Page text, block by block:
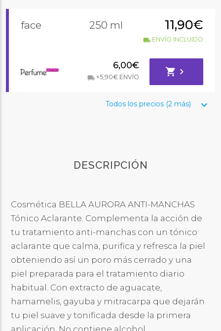
face 250 ml 11,90€
local_shippingENVÍO INCLUIDO
6,00€
local_shipping+5,90€ ENVÍO shopping_cart chevron_right
keyboard_arrow_down
Todos los precios (2 más)
DESCRIPCIÓN
Cosmética BELLA AURORA ANTI-MANCHAS
Tónico Aclarante. Complementa la acción de
tu tratamiento anti-manchas con un tónico
aclarante que calma, purifica y refresca la piel
obteniendo así un poro más cerrado y una
piel preparada para el tratamiento diario
habitual. Con extracto de aguacate,
hamamelis, gayuba y mitracarpa que dejarán
tu piel suave y tonificada desde la primera